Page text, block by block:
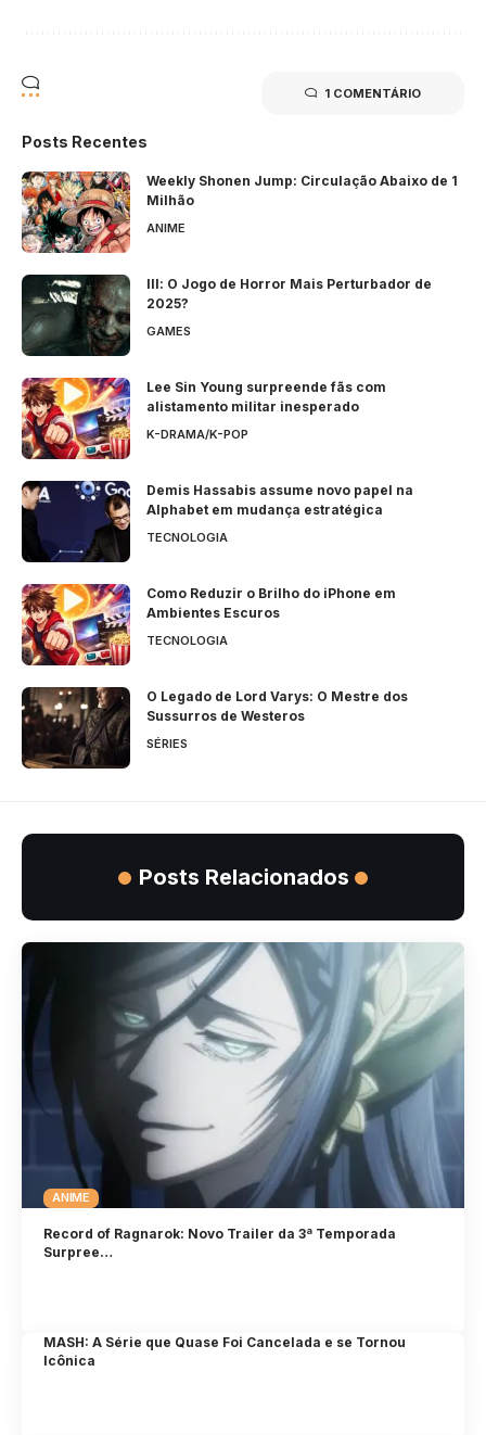
1 COMENTÁRIO
Posts Recentes
Weekly Shonen Jump: Circulação Abaixo de 1
Milhão
ANIME
Ill: O Jogo de Horror Mais Perturbador de
2025?
GAMES
Lee Sin Young surpreende fãs com
alistamento militar inesperado
K-DRAMA/K-POP
Demis Hassabis assume novo papel na
Alphabet em mudança estratégica
TECNOLOGIA
Como Reduzir o Brilho do iPhone em
Ambientes Escuros
TECNOLOGIA
O Legado de Lord Varys: O Mestre dos
Sussurros de Westeros
SÉRIES
Posts Relacionados
ANIME
Record of Ragnarok: Novo Trailer da 3ª Temporada
Surpree…
MASH: A Série que Quase Foi Cancelada e se Tornou
Icônica